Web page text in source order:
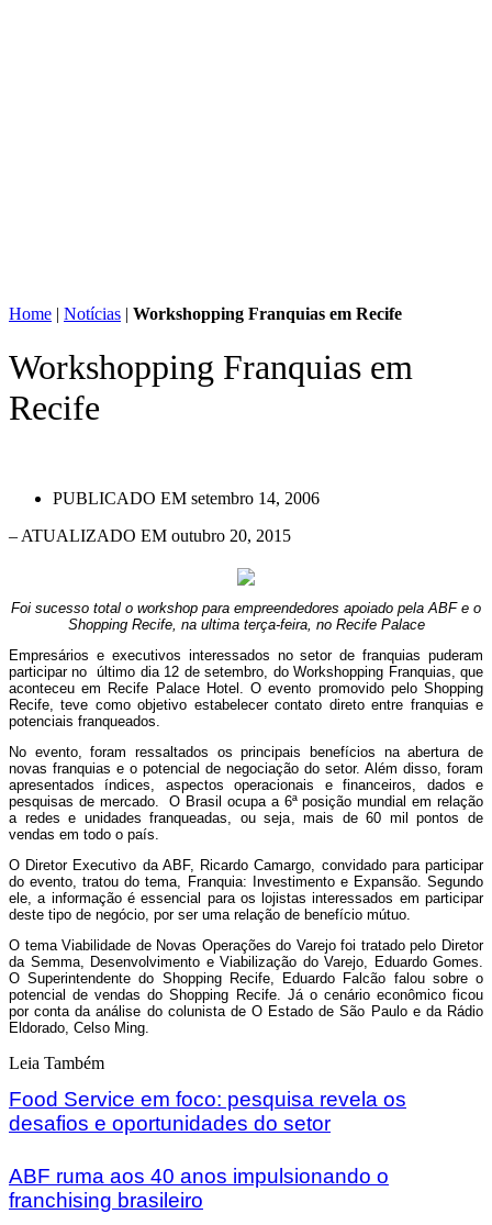
Home | Notícias | Workshopping Franquias em Recife
Workshopping Franquias em
Recife
PUBLICADO EM setembro 14, 2006
– ATUALIZADO EM outubro 20, 2015
Foi sucesso total o workshop para empreendedores apoiado pela ABF e o
Shopping Recife, na ultima terça-feira, no Recife Palace
Empresários e executivos interessados no setor de franquias puderam
participar no último dia 12 de setembro, do Workshopping Franquias, que
aconteceu em Recife Palace Hotel. O evento promovido pelo Shopping
Recife, teve como objetivo estabelecer contato direto entre franquias e
potenciais franqueados.
No evento, foram ressaltados os principais benefícios na abertura de
novas franquias e o potencial de negociação do setor. Além disso, foram
apresentados índices, aspectos operacionais e financeiros, dados e
pesquisas de mercado. O Brasil ocupa a 6ª posição mundial em relação
a redes e unidades franqueadas, ou seja, mais de 60 mil pontos de
vendas em todo o país.
O Diretor Executivo da ABF, Ricardo Camargo, convidado para participar
do evento, tratou do tema, Franquia: Investimento e Expansão. Segundo
ele, a informação é essencial para os lojistas interessados em participar
deste tipo de negócio, por ser uma relação de benefício mútuo.
O tema Viabilidade de Novas Operações do Varejo foi tratado pelo Diretor
da Semma, Desenvolvimento e Viabilização do Varejo, Eduardo Gomes.
O Superintendente do Shopping Recife, Eduardo Falcão falou sobre o
potencial de vendas do Shopping Recife. Já o cenário econômico ficou
por conta da análise do colunista de O Estado de São Paulo e da Rádio
Eldorado, Celso Ming.
Leia Também
Food Service em foco: pesquisa revela os
desafios e oportunidades do setor
ABF ruma aos 40 anos impulsionando o
franchising brasileiro